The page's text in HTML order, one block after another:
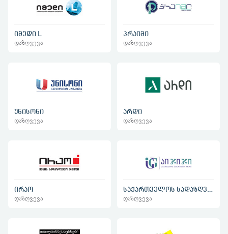
იმედი L
დაზღვევა
პრაიმი
დაზღვევა
უნისონი
დაზღვევა
არდი
დაზღვევა
ირაო
დაზღვევა დაზღვევა